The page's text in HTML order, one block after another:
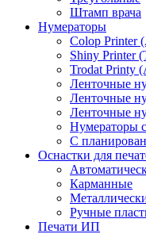
Штамп врача
Нумераторы
Colop Printer
Shiny Printer
Trodat Printy
Ленточные
Ленточные
Ленточные
Нумераторы
С
Оснастки для
Карманные
Ручные
Печати ИП